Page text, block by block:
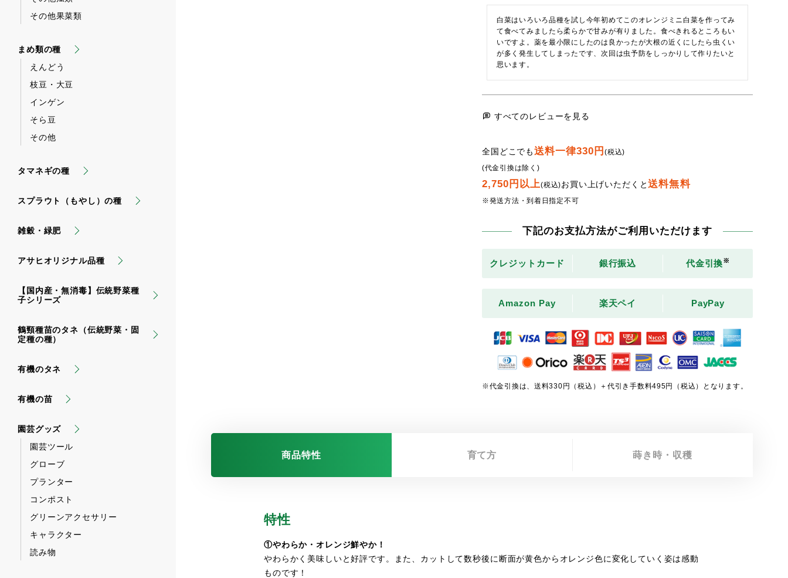
その他果菜類
まめ類の種
えんどう
枝豆・大豆
インゲン
そら豆
その他
タマネギの種
スプラウト（もやし）の種
雑穀・緑肥
アサヒオリジナル品種
【国内産・無消毒】伝統野菜種
子シリーズ
鶴頸種苗のタネ（伝統野菜・固
定種の種）
有機のタネ
有機の苗
園芸グッズ
園芸ツール
グローブ
プランター
コンポスト
グリーンアクセサリー
キャラクター
読み物
白菜はいろいろ品種を試し今年初めてこのオレンジミニ白菜を作ってみ
て食べてみましたら柔らかで甘みが有りました。食べきれるところもい
いですよ。薬を最小限にしたのは良かったが大根の近くにしたら虫くい
が多く発生してしまったです、次回は虫予防をしっかりして作りたいと
思います。
すべてのレビューを見る
全国どこでも送料一律330円(税込)
(代金引換は除く)
2,750円以上(税込)お買い上げいただくと送料無料
※発送方法・到着日指定不可
下記のお支払方法がご利用いただけます
クレジットカード 銀行振込 代金引換※
Amazon Pay 楽天ペイ PayPay
※代金引換は、送料330円（税込）＋代引き手数料495円（税込）となります。
商品特性 育て方 蒔き時・収穫
特性
①やわらか・オレンジ鮮やか！
やわらかく美味しいと好評です。また、カットして数秒後に断面が黄色からオレンジ色に変化していく姿は感動
ものです！